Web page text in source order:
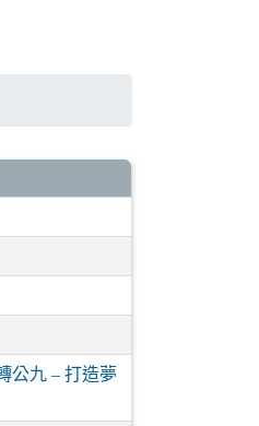
公九 – 打造夢